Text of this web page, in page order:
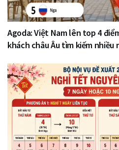
Agoda: Việt Nam lên top 4
khách châu Âu tìm kiếm nhiều